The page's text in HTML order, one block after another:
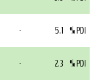
- 5.1 % PDI
- 2.3 % PDI